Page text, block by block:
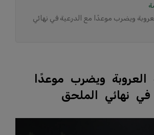
ويضرب موعدًا مع الدرعية في نهائي
العروبة ويضرب موعدًا
في نهائي الملحق